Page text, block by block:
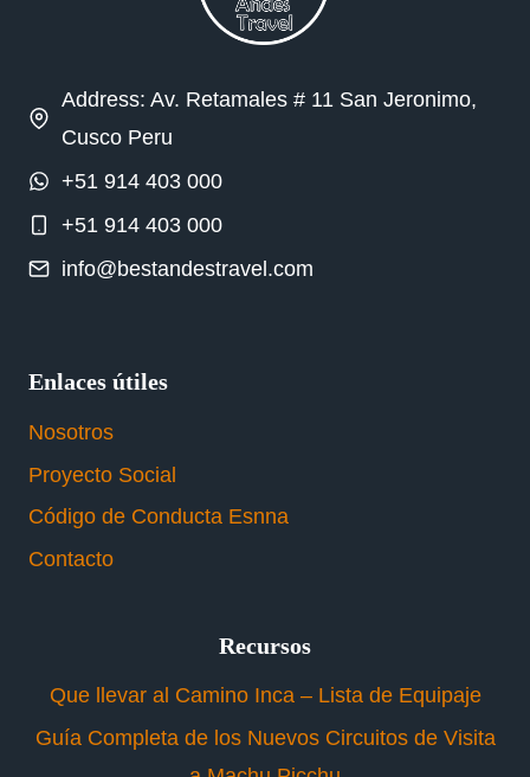
Address: Av. Retamales # 11 San Jeronimo,
Cusco Peru
+51 914 403 000
+51 914 403 000
info@bestandestravel.com
Enlaces útiles
Nosotros
Proyecto Social
Código de Conducta Esnna
Contacto
Recursos
Que llevar al Camino Inca – Lista de Equipaje
Guía Completa de los Nuevos Circuitos de Visita